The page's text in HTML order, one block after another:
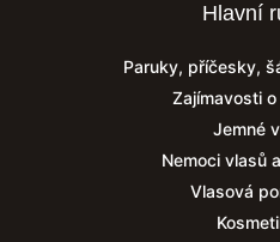
Hlavní
Paruky, příčesky,
Zajímavosti
Jemné
Nemoci vlasů
Vlasová